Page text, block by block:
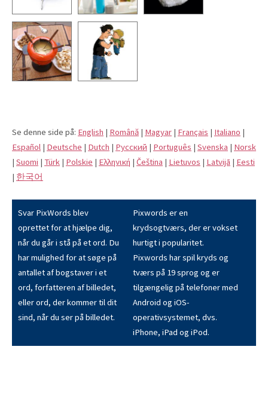
Se denne side på: English | Română | Magyar | Français | Italiano |
Español | Deutsche | Dutch | Pусский | Português | Svenska | Norsk
| Suomi | Türk | Polskie | Eλληνική | Čeština | Lietuvos | Latvijā | Eesti
| 한국어
Svar PixWords blev
oprettet for at hjælpe dig,
når du går i stå på et ord. Du
har mulighed for at søge på
antallet af bogstaver i et
ord, forfatteren af billedet,
eller ord, der kommer til dit
sind, når du ser på billedet.
Pixwords er en
krydsogtværs, der er vokset
hurtigt i popularitet.
Pixwords har spil kryds og
tværs på 19 sprog og er
tilgængelig på telefoner med
Android og iOS-
operativsystemet, dvs.
iPhone, iPad og iPod.